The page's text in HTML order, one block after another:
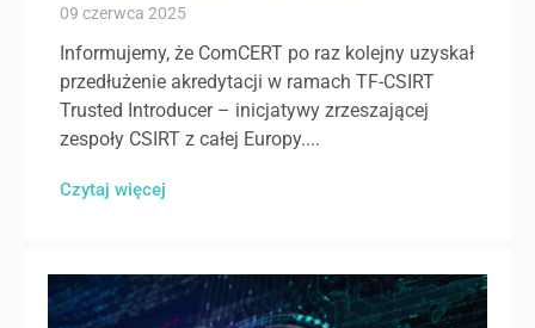
09 czerwca 2025
Informujemy, że ComCERT po raz kolejny uzyskał
przedłużenie akredytacji w ramach TF-CSIRT
Trusted Introducer – inicjatywy zrzeszającej
zespoły CSIRT z całej Europy....
Czytaj więcej